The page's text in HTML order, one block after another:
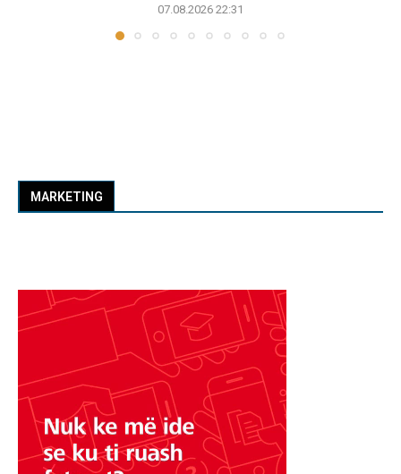
07.08.2026 22:31
MARKETING